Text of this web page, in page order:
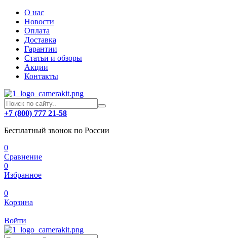
О нас
Новости
Оплата
Доставка
Гарантии
Статьи и обзоры
Акции
Контакты
+7 (800) 777 21-58
Бесплатный звонок по России
0
Сравнение
0
Избранное
0
Корзина
Войти